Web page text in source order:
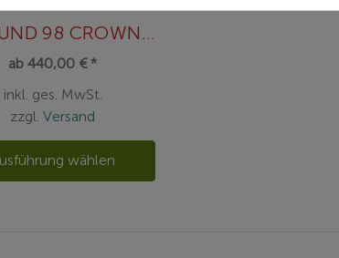
S-BOUND 98 CROWN/DUAL-SKIN XTRALITE
ab 440,00 € *
inkl. ges. MwSt.
zzgl.Versand
wählen